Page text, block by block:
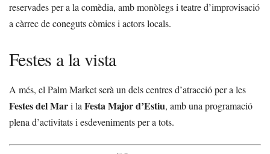
reservades per a la comèdia, amb monòlegs i teatre d’improvisació
a càrrec de coneguts còmics i actors locals.
Festes a la vista
A més, el Palm Market serà un dels centres d’atracció per a les
Festes del Mari la Festa Major d’Estiu, amb una programació
plena d’activitats i esdeveniments per a tots.